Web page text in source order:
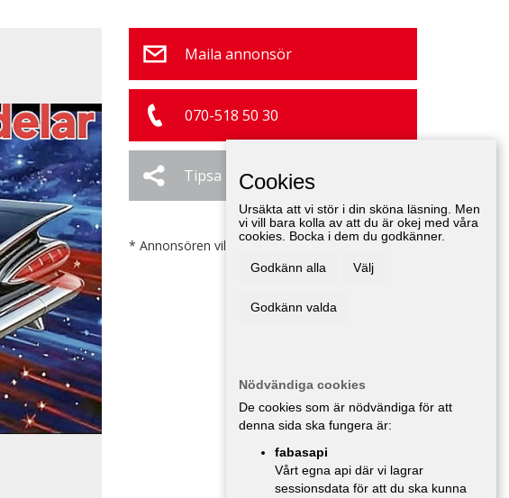
Maila annonsör
070-518 50 30
Tipsa Ändra / Ta bort
* Annonsören vill inte bli kontaktad av försäljare.
Cookies
Ursäkta att vi stör i din sköna läsning. Men
vi vill bara kolla av att du är okej med våra
cookies. Bocka i dem du godkänner.
Godkänn alla Välj
Godkänn valda
Nödvändiga cookies
De cookies som är nödvändiga för att
denna sida ska fungera är:
fabasapi
Vårt egna api där vi lagrar
sessionsdata för att du ska kunna